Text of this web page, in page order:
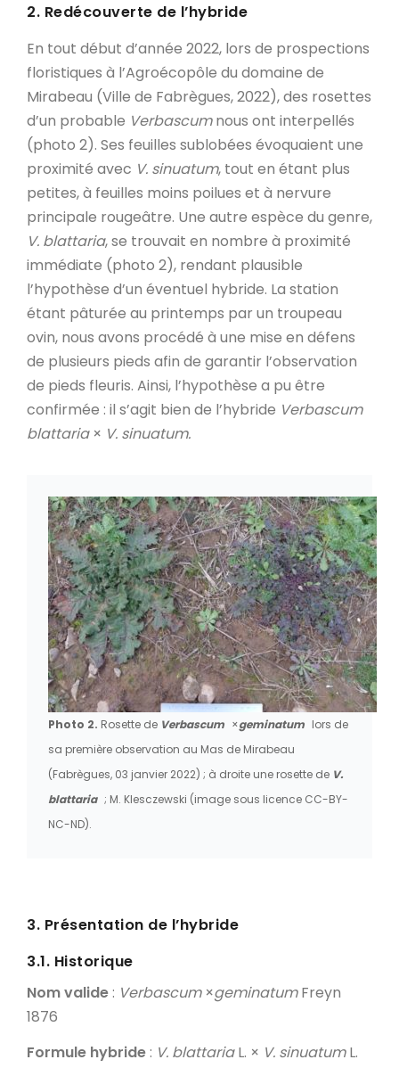
2. Redécouverte de l’hybride
En tout début d’année 2022, lors de prospections
floristiques à l’Agroécopôle du domaine de
Mirabeau (Ville de Fabrègues, 2022), des rosettes
d’un probable Verbascumnous ont interpellés
(photo 2). Ses feuilles sublobées évoquaient une
proximité avec V. sinuatum, tout en étant plus
petites, à feuilles moins poilues et à nervure
principale rougeâtre. Une autre espèce du genre,
V. blattaria, se trouvait en nombre à proximité
immédiate (photo 2), rendant plausible
l’hypothèse d’un éventuel hybride. La station
étant pâturée au printemps par un troupeau
ovin, nous avons procédé à une mise en défens
de plusieurs pieds afin de garantir l’observation
de pieds fleuris. Ainsi, l’hypothèse a pu être
confirmée : il s’agit bien de l’hybride Verbascum
blattaria× V. sinuatum.
Photo 2. Rosette de Verbascum ×geminatum lors de
sa première observation au Mas de Mirabeau
(Fabrègues, 03 janvier 2022) ; à droite une rosette de V.
blattaria ; M. Klesczewski (image sous licence CC-BY-
NC-ND).
3. Présentation de l’hybride
3.1. Historique
Nom valide : Verbascum ×geminatumFreyn
1876
Formule hybride : V. blattariaL. × V. sinuatumL.